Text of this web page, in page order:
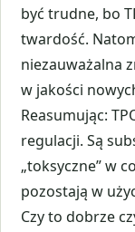
być trudne, bo
twardość.
niezauważalna
w jakości
Reasumując:
regulacji. Są
„toksyczne” w
pozostają w
Czy to dobrze